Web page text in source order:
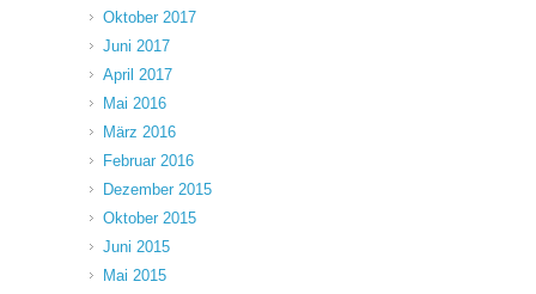
Oktober 2017
Juni 2017
April 2017
Mai 2016
März 2016
Februar 2016
Dezember 2015
Oktober 2015
Juni 2015
Mai 2015